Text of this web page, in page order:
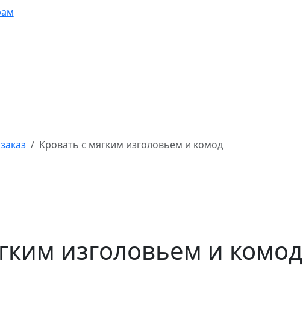
Кровать с мягким изголовьем и комод
изголовьем и комод